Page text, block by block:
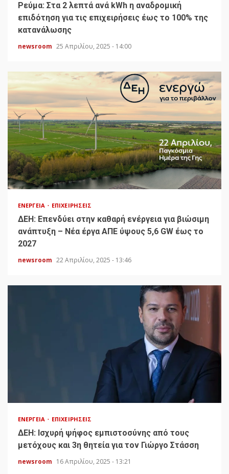
Ρεύμα: Στα 2 λεπτά ανά kWh η αναδρομική
επιδότηση για τις επιχειρήσεις έως το 100% της
κατανάλωσης
newsroom 25 Απριλίου, 2025 - 14:00
ΕΝΈΡΓΕΙΑ ΕΠΙΧΕΙΡΉΣΕΙΣ
ΔΕΗ: Επενδύει στην καθαρή ενέργεια για βιώσιμη
ανάπτυξη – Νέα έργα ΑΠΕ ύψους 5,6 GW έως το
2027
newsroom 22 Απριλίου, 2025 - 13:46
ΕΝΈΡΓΕΙΑ ΕΠΙΧΕΙΡΉΣΕΙΣ
ΔΕΗ: Ισχυρή ψήφος εμπιστοσύνης από τους
μετόχους και 3η θητεία για τον Γιώργο Στάσση
newsroom 16 Απριλίου, 2025 - 13:21